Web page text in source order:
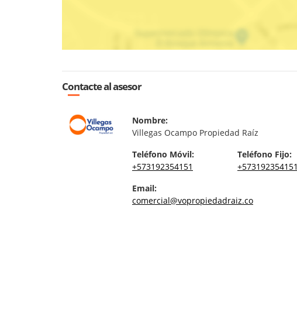
Contacte al asesor
Nombre:
Villegas Ocampo Propiedad Raíz
Teléfono Móvil:
+573192354151
Teléfono Fijo:
+573192354151
Email:
comercial@vopropiedadraiz.co